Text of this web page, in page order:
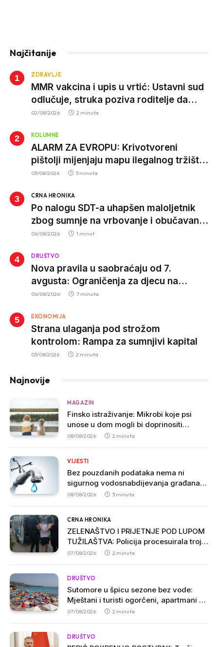
Najčitanije
ZDRAVLJE
MMR vakcina i upis u vrtić: Ustavni sud
odlučuje, struka poziva roditelje da
vjeruju nauci
02/08/2026 2 minuta
KOLUMNE
ALARM ZA EVROPU: Krivotvoreni
pištolji mijenjaju mapu ilegalnog tržišta,
istrage ukazuju na proizvodnju van EU
03/08/2026 3 minuta
CRNA HRONIKA
Po nalogu SDT-a uhapšen maloljetnik
zbog sumnje na vrbovanje i obučavanje
za izvršenje terorističkih djela
06/08/2026 1 minut
DRUŠTVO
Nova pravila u saobraćaju od 7.
avgusta: Ograničenja za djecu na
trotinetima i mlade vozače, veće kazne
06/08/2026 7 minuta
EKONOMIJA
Strana ulaganja pod strožom
kontrolom: Rampa za sumnjivi kapital
03/08/2026 2 minuta
Najnovije
MAGAZIN
Finsko istraživanje: Mikrobi koje psi
unose u dom mogli bi doprinositi
jačanju imuniteta kod dojenčadi
08/08/2026 2 minuta
VIJESTI
Bez pouzdanih podataka nema ni
sigurnog vodosnabdijevanja građana u
Crnoj Gori
08/08/2026 3 minuta
CRNA HRONIKA
ZELENAŠTVO I PRIJETNJE POD LUPOM
TUŽILAŠTVA: Policija procesuirala troje
osumnjičenih u Ulcinju
07/08/2026 2 minuta
DRUŠTVO
Sutomore u špicu sezone bez vode:
Mještani i turisti ogorčeni, apartmani se
prazne zbog višesatnih restrikcija
07/08/2026 2 minuta
DRUŠTVO